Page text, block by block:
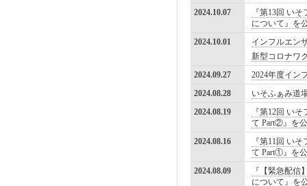
2024.10.07
『第13回 い
について』を
2024.10.01
インフルエン
新型コロナワ
2024.09.27
2024年度イン
2024.08.28
いそふぁみ道
2024.08.19
『第12回 い
て Part②』を
2024.08.16
『第11回 い
て Part①』を
2024.08.09
『【緊急配信
について』を